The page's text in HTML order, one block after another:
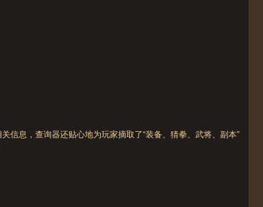
息，查询器还贴心地为玩家摘取了“装备、猜拳、武将、副本”